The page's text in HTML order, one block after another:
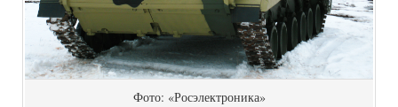
Фото: «Росэлектроника»